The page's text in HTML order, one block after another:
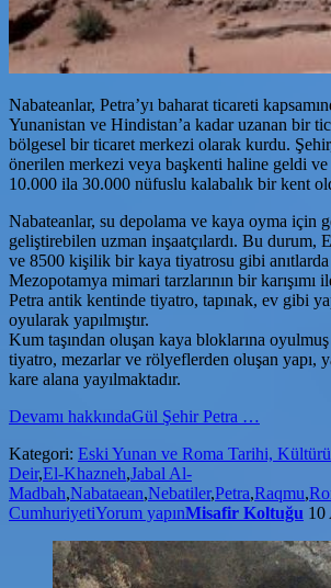
Nabateanlar, Petra’yı baharat ticareti
Yunanistan ve Hindistan’a kadar uzanan bir
bölgesel bir ticaret merkezi olarak kurdu.
önerilen merkezi veya başkenti haline geldi
10.000 ila 30.000 nüfuslu kalabalık bir kent
Nabateanlar, su depolama ve kaya oyma için
geliştirebilen uzman inşaatçılardı. Bu durum,
ve 8500 kişilik bir kaya tiyatrosu gibi
Mezopotamya mimari tarzlarının bir karışımı
Petra antik kentinde tiyatro, tapınak, ev gibi
oyularak yapılmıştır.
Kum taşından oluşan kaya bloklarına
tiyatro, mezarlar ve rölyeflerden oluşan yapı,
kare alana yayılmaktadır.
Devamı hakkındaGül Şehir Petra …
Kategori: Eski Yunan ve Roma Tarihi, Kültürü
Deir,El-Khazneh,Jabal Al-
Madbah,Nabataean,Nebatiler,Petra,Raqmu,
CumhuriyetiYorum yapınMisafir Koltuğu 10